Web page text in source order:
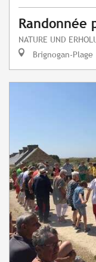
Randonnée
NATURE UND
Brignogan-Plage